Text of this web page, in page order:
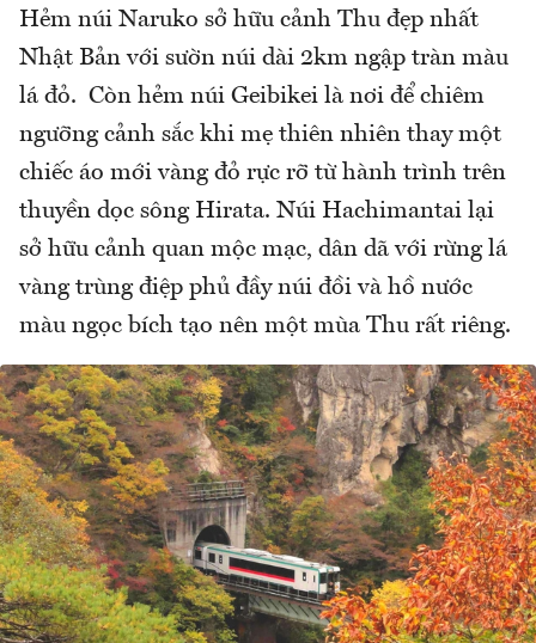
Hẻm núi Naruko sở hữu cảnh Thu đẹp nhất
Nhật Bản với sườn núi dài 2km ngập tràn màu
lá đỏ. Còn hẻm núi Geibikei là nơi để chiêm
ngưỡng cảnh sắc khi mẹ thiên nhiên thay một
chiếc áo mới vàng đỏ rực rỡ từ hành trình trên
thuyền dọc sông Hirata. Núi Hachimantai lại
sở hữu cảnh quan mộc mạc, dân dã với rừng lá
vàng trùng điệp phủ đầy núi đồi và hồ nước
màu ngọc bích tạo nên một mùa Thu rất riêng.